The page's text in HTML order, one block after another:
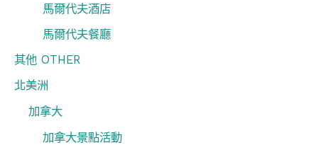
馬爾代夫酒店
馬爾代夫餐廳
其他 OTHER
北美洲
加拿大
加拿大景點活動